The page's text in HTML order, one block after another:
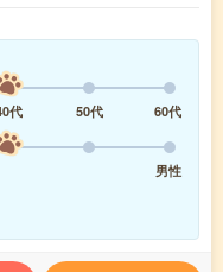
代 50代
60代
男性